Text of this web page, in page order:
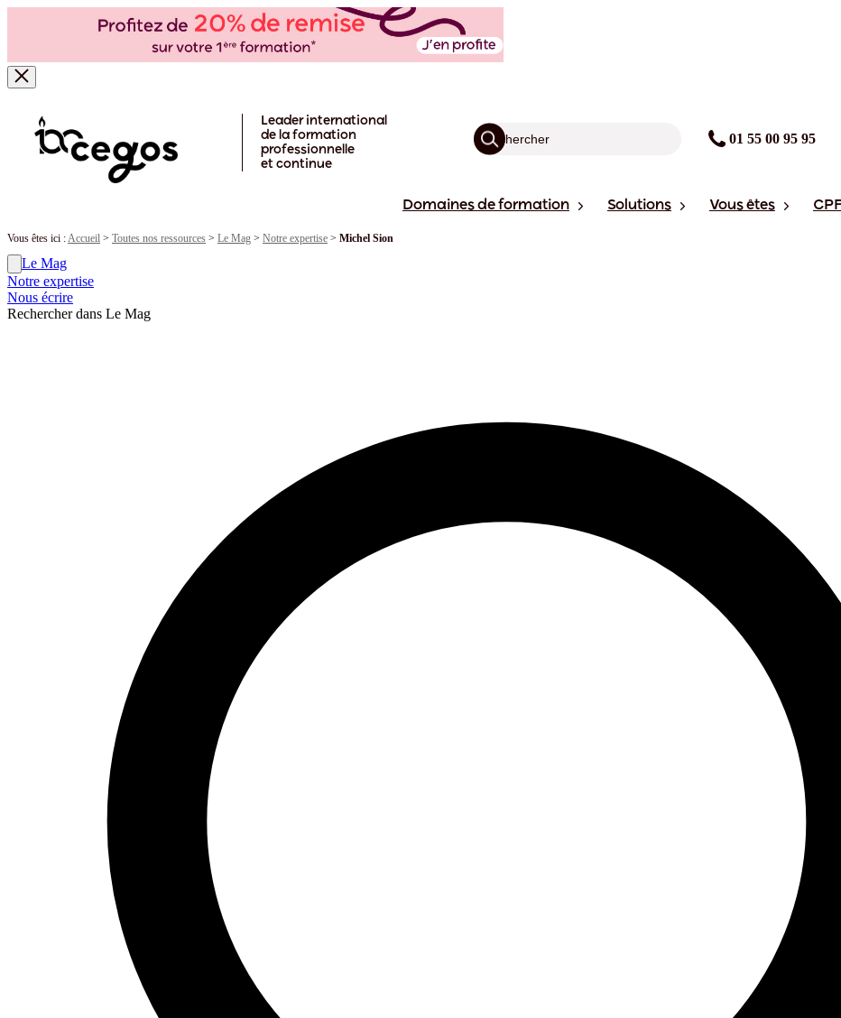
Leader international
de la formation
professionnelle
et continue
01 55 00 95 95
Domaines de formation Solutions Vous êtes
Vous êtes ici :Accueil > Toutes nos ressources > Le Mag > Notre expertise > Michel Sion
Le Mag
Notre expertise
Nous écrire
Rechercher dans Le Mag